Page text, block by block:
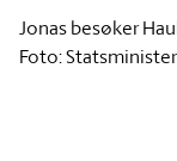
Jonas besøker
Foto: